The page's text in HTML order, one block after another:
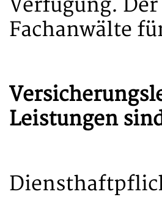
Verfügung.
Fachanwälte
Leistungen